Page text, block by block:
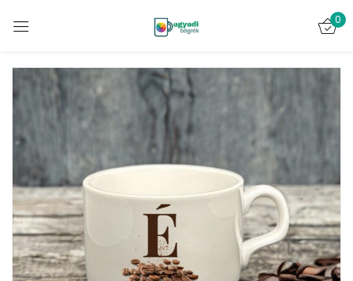
0
Bejelentkezés
Emlékezz rám Elveszett jelszó?
BELÉPÉS